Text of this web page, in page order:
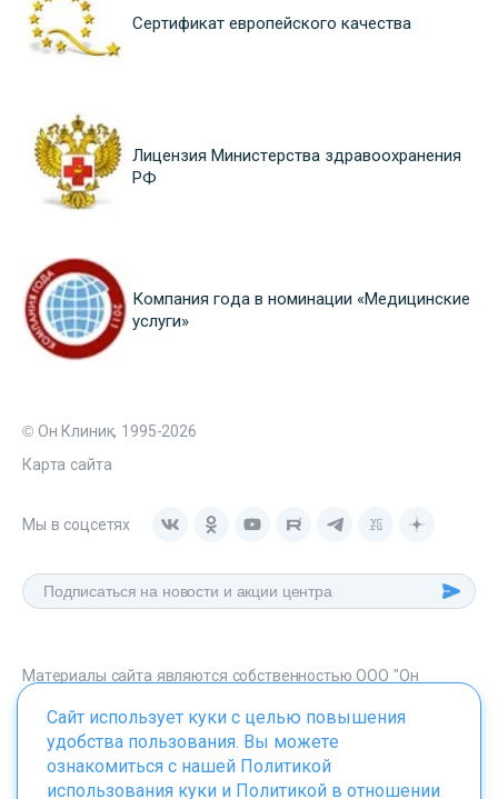
Сертификат европейского качества
Лицензия Министерства здравоохранения
РФ
Компания года в номинации «Медицинские
услуги»
© Он Клиник, 1995-2026
Карта сайта
Мы в соцсетях
Материалы сайта являются собственностью ООО "Он
onclinic.ru запрещено в соответствии со статьей 1259 ГК. РФ.
Сайт использует куки с целью повышения
удобства пользования. Вы можете
ознакомиться с нашей Политикой
использования куки и Политикой в отношении